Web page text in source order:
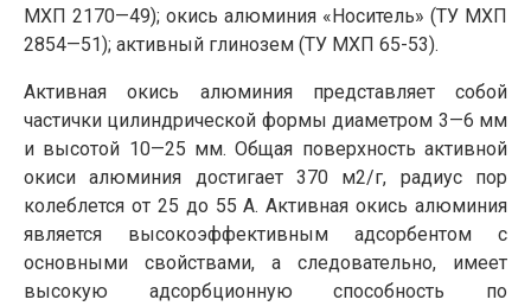
МХП 2170—49); окись алюминия «Носитель» (ТУ МХП
2854—51); активный глинозем (ТУ МХП 65-53).
Активная окись алюминия представляет собой
частички цилиндрической формы диаметром 3—6 мм
и высотой 10—25 мм. Общая поверхность активной
окиси алюминия достигает 370 м2/г, радиус пор
колеблется от 25 до 55 А. Активная окись алюминия
является высокоэффективным адсорбентом с
основными свойствами, а следовательно, имеет
высокую адсорбционную способность по